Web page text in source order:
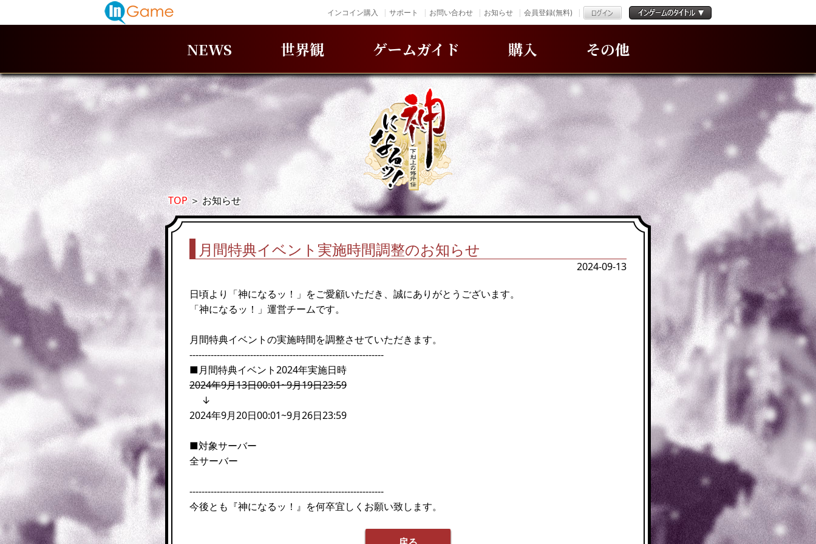
インコイン購入 サポート お問い合わせ お知らせ 会員登録(無料)
NEWS 世界観 ゲームガイド 購入 その他
TOP＞お知らせ
月間特典イベント実施時間調整のお知らせ
2024-09-13
日頃より「神になるッ！」をご愛顧いただき、誠にありがとうございます。
「神になるッ！」運営チームです。
月間特典イベントの実施時間を調整させていただきます。
----------------------------------------------------------------
■月間特典イベント2024年実施日時
2024年9月13日00:01~9月19日23:59
↓
2024年9月20日00:01~9月26日23:59
■対象サーバー
全サーバー
----------------------------------------------------------------
今後とも『神になるッ！』を何卒宜しくお願い致します。